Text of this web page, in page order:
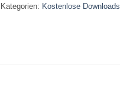
Kategorien: Kostenlose Downloads